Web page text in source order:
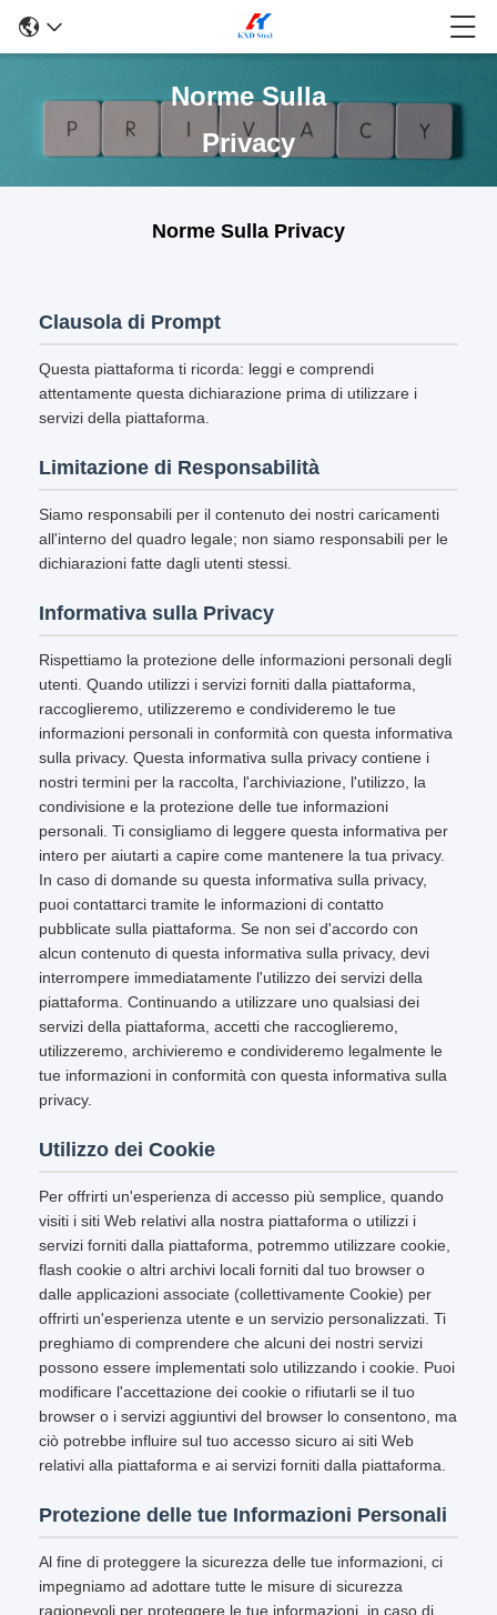
Norme Sulla
Privacy
Norme Sulla Privacy
Clausola di Prompt
Questa piattaforma ti ricorda: leggi e comprendi
attentamente questa dichiarazione prima di utilizzare i
servizi della piattaforma.
Limitazione di Responsabilità
Siamo responsabili per il contenuto dei nostri caricamenti
all'interno del quadro legale; non siamo responsabili per le
dichiarazioni fatte dagli utenti stessi.
Informativa sulla Privacy
Rispettiamo la protezione delle informazioni personali degli
utenti. Quando utilizzi i servizi forniti dalla piattaforma,
raccoglieremo, utilizzeremo e condivideremo le tue
informazioni personali in conformità con questa informativa
sulla privacy. Questa informativa sulla privacy contiene i
nostri termini per la raccolta, l'archiviazione, l'utilizzo, la
condivisione e la protezione delle tue informazioni
personali. Ti consigliamo di leggere questa informativa per
intero per aiutarti a capire come mantenere la tua privacy.
In caso di domande su questa informativa sulla privacy,
puoi contattarci tramite le informazioni di contatto
pubblicate sulla piattaforma. Se non sei d'accordo con
alcun contenuto di questa informativa sulla privacy, devi
interrompere immediatamente l'utilizzo dei servizi della
piattaforma. Continuando a utilizzare uno qualsiasi dei
servizi della piattaforma, accetti che raccoglieremo,
utilizzeremo, archivieremo e condivideremo legalmente le
tue informazioni in conformità con questa informativa sulla
privacy.
Utilizzo dei Cookie
Per offrirti un'esperienza di accesso più semplice, quando
visiti i siti Web relativi alla nostra piattaforma o utilizzi i
servizi forniti dalla piattaforma, potremmo utilizzare cookie,
flash cookie o altri archivi locali forniti dal tuo browser o
dalle applicazioni associate (collettivamente Cookie) per
offrirti un'esperienza utente e un servizio personalizzati. Ti
preghiamo di comprendere che alcuni dei nostri servizi
possono essere implementati solo utilizzando i cookie. Puoi
modificare l'accettazione dei cookie o rifiutarli se il tuo
browser o i servizi aggiuntivi del browser lo consentono, ma
ciò potrebbe influire sul tuo accesso sicuro ai siti Web
relativi alla piattaforma e ai servizi forniti dalla piattaforma.
Protezione delle tue Informazioni Personali
Al fine di proteggere la sicurezza delle tue informazioni, ci
impegniamo ad adottare tutte le misure di sicurezza
ragionevoli per proteggere le tue informazioni, in caso di